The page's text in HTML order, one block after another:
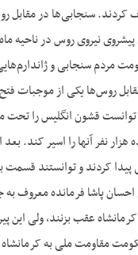
کردند. سنجابی‌‌ها در مقابل
پیشروی نیروی روس در ناحیه
مردم سنجابی و
روس‌‌ها یکی از موجبات
قشون انگلیس را تحت
هزار نفر آنها را اسیر کند.
پیدا کردند و توانستند قسمت
پاشا فرمانده معروف به
عقب بزنند، ولی این
مقاومت ملی به کرمانشاه